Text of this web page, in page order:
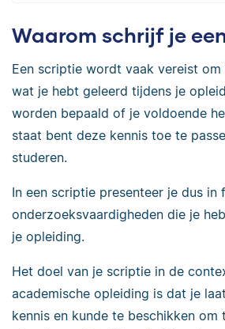
Waarom schrijf je
Een scriptie wordt vaak vereist
wat je hebt geleerd tijdens je
worden bepaald of je voldoende
staat bent deze kennis toe te
studeren.
In een scriptie presenteer je dus in
onderzoeksvaardigheden die je
je opleiding.
Het doel van je scriptie in de
academische opleiding is dat je
kennis en kunde te beschikken om